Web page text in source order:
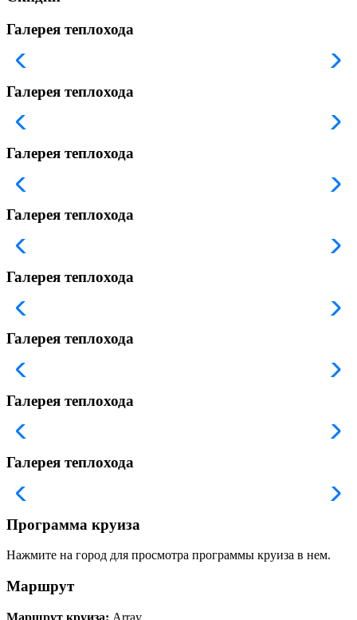
Галерея теплохода
Галерея теплохода
Галерея теплохода
Галерея теплохода
Галерея теплохода
Галерея теплохода
Галерея теплохода
Галерея теплохода
Программа круиза
Нажмите на город для просмотра программы круиза в нем.
Маршрут
Маршрут круиза: Array